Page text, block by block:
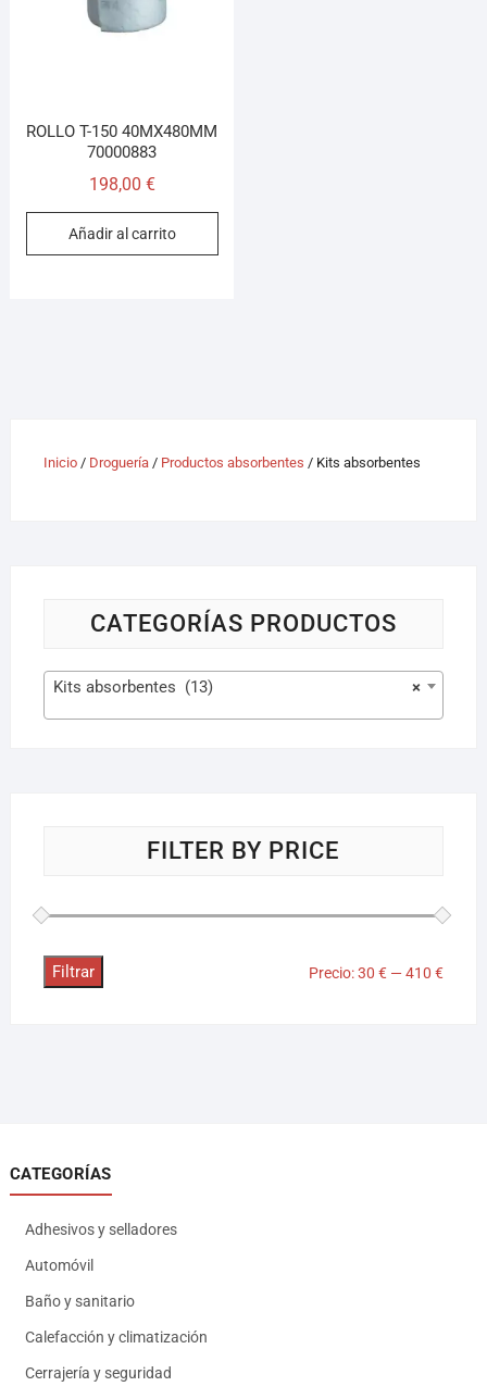
ROLLO T-150 40MX480MM
70000883
198,00 €
Añadir al carrito
Inicio/ Droguería/ Productos absorbentes / Kits absorbentes
CATEGORÍAS PRODUCTOS
×
Kits absorbentes (13)
FILTER BY PRICE
Filtrar Precio:30 € —410 €
CATEGORÍAS
Adhesivos y selladores
Automóvil
Baño y sanitario
Calefacción y climatización
Cerrajería y seguridad